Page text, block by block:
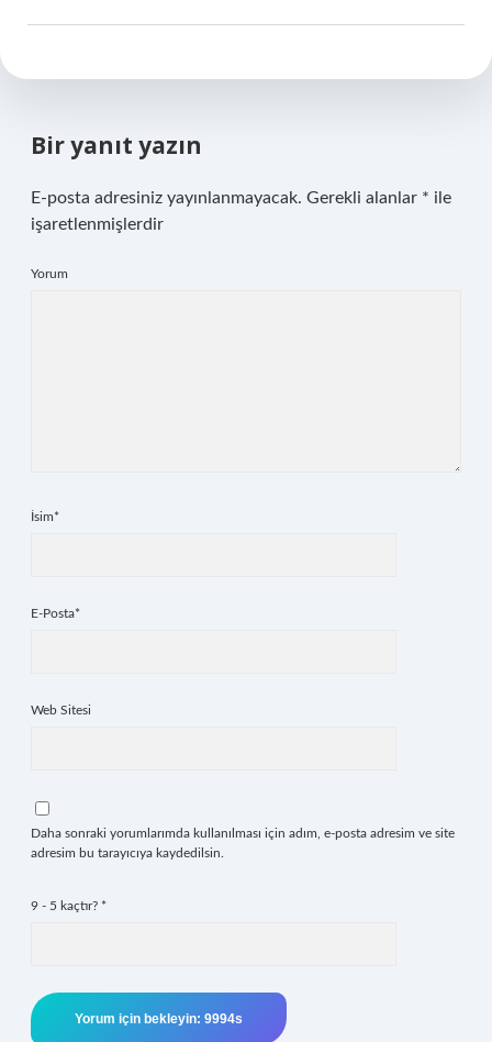
Bir yanıt yazın
E-posta adresiniz yayınlanmayacak. Gerekli alanlar * ile
işaretlenmişlerdir
Yorum
İsim*
E-Posta*
Web Sitesi
Daha sonraki yorumlarımda kullanılması için adım, e-posta adresim ve site
adresim bu tarayıcıya kaydedilsin.
9 - 5 kaçtır? *